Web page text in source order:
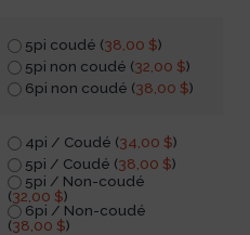
5pi coudé (38,00 $)
5pi non coudé (32,00 $)
6pi non coudé (38,00 $)
4pi / Coudé (34,00 $)
5pi / Coudé (38,00 $)
5pi / Non-coudé
(32,00 $)
6pi / Non-coudé
(38,00 $)